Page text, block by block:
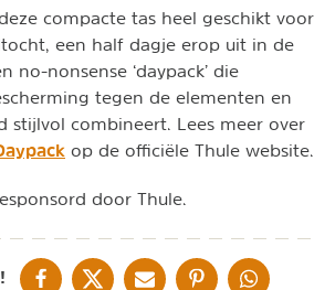
compacte tas heel geschikt voor
een half dagje erop uit in de
no-nonsense ‘daypack’ die
tegen de elementen en
stijlvol combineert. Lees meer over
op de officiële Thule website.
door Thule.
DELEN OP FACEBOOK
DELEN OP XDELEN VIA DE MAIL
DELEN OP PINTEREST
DELEN OP